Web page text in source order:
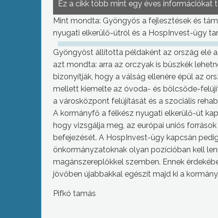
Ez a cikk több mint egy éves információkat
Mint mondta: Gyöngyös a fejlesztések és
nyugati elkerülő-útról és a HospInvest-ügy
Gyöngyöst állította példaként az ország elé
azt mondta: arra az orczyak is büszkék
bizonyítják, hogy a válság ellenére épül az
mellett kiemelte az óvoda- és bölcsőde-
a városközpont felújítását és a szociális
A kormányfő a félkész nyugati elkerülő-út
hogy vizsgálja meg, az európai uniós
befejezését. A HospInvest-ügy kapcsán
önkormányzatoknak olyan pozícióban kell
magánszereplőkkel szemben. Ennek
jövőben újabbakkal egészít majd ki a
Pifkó tamás